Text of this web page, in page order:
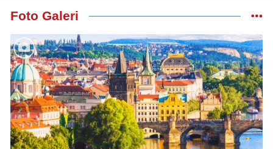
Foto Galeri